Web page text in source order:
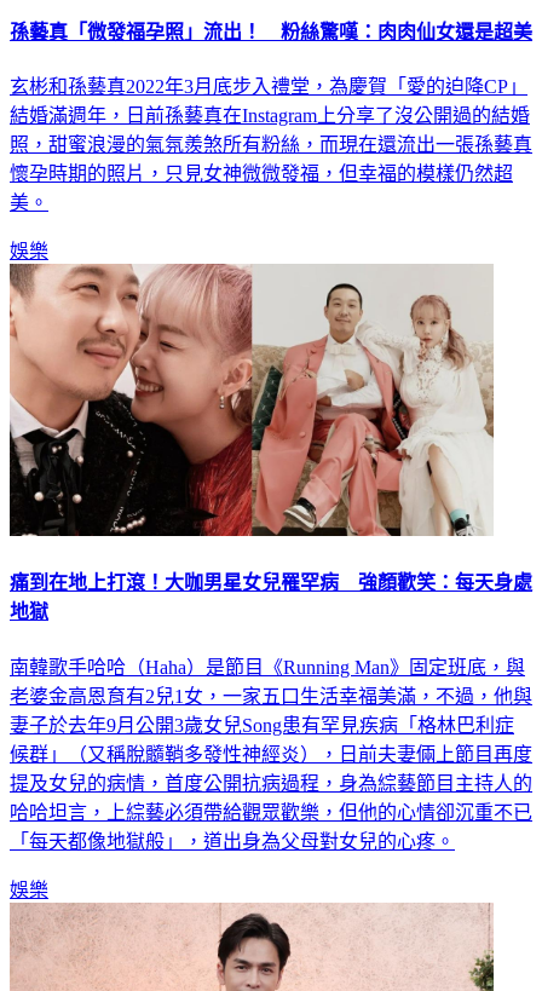
孫藝真「微發福孕照」流出！ 粉絲驚嘆：肉肉仙女還是超美
玄彬和孫藝真2022年3月底步入禮堂，為慶賀「愛的迫降CP」
結婚滿週年，日前孫藝真在Instagram上分享了沒公開過的結婚
照，甜蜜浪漫的氣氛羨煞所有粉絲，而現在還流出一張孫藝真
懷孕時期的照片，只見女神微微發福，但幸福的模樣仍然超
美。
娛樂
痛到在地上打滾！大咖男星女兒罹罕病 強顏歡笑：每天身處
地獄
南韓歌手哈哈（Haha）是節目《Running Man》固定班底，與
老婆金高恩育有2兒1女，一家五口生活幸福美滿，不過，他與
妻子於去年9月公開3歲女兒Song患有罕見疾病「格林巴利症
候群」（又稱脫髓鞘多發性神經炎），日前夫妻倆上節目再度
提及女兒的病情，首度公開抗病過程，身為綜藝節目主持人的
哈哈坦言，上綜藝必須帶給觀眾歡樂，但他的心情卻沉重不已
「每天都像地獄般」，道出身為父母對女兒的心疼。
娛樂